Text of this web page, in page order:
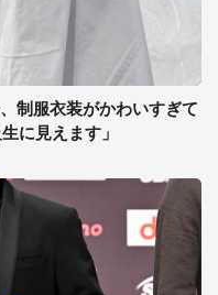
制服衣装がかわいすぎて
に見えます」